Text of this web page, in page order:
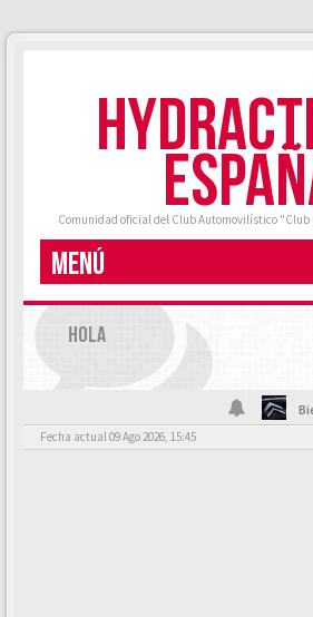
Comunidad oficial del Club Automovilístico "Club
MENÚ
HOLA
Fecha actual 09 Ago 2026, 15:45